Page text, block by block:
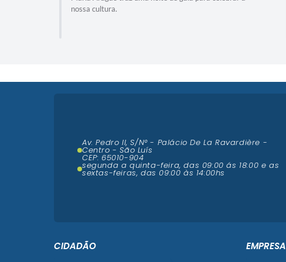
recebe um ...
CIDADÃO EMPRESA
Av. Pedro II, S/N° - Palácio De La Ravardière -
Centro - São Luís
CEP: 65010-904
segunda a quinta-feira, das 09:00 ás 18:00 e as
sextas-feiras, das 09:00 às 14:00hs